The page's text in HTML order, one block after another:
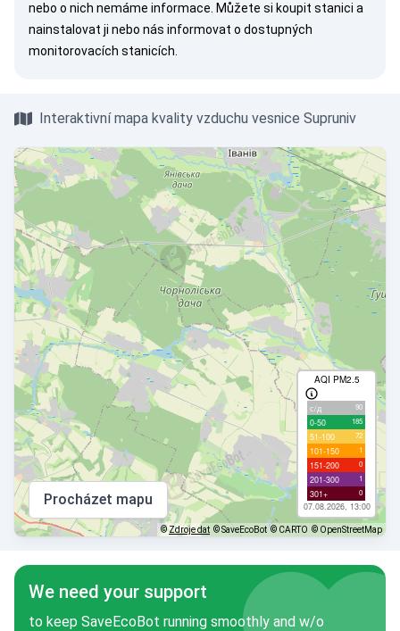
nebo o nich nemáme informace. Můžete si koupit stanici a
nainstalovat ji nebo nás informovat o dostupných
monitorovacích stanicích.
Interaktivní mapa kvality vzduchu vesnice Supruniv
AQI PM2.5
с/д 90
0-50 185
51-100 72
101-150 1
151-200 0
201-300 1
301+ 0
07.08.2026, 13:00
Procházet mapu
©Zdroje dat © SaveEcoBot © CARTO © OpenStreetMap
We need your support
to keep SaveEcoBot running smoothly and w/o